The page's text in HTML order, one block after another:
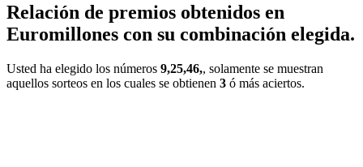
Relación de premios obtenidos en
Euromillones con su combinación elegida.
Usted ha elegido los números 9,25,46,, solamente se muestran
aquellos sorteos en los cuales se obtienen 3 ó más aciertos.